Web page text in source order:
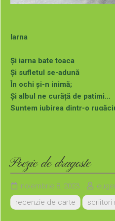
Iarna
Și iarna bate toaca
Și sufletul se-adună
În ochi și-n inimă;
Și albul ne curăță de patimi…
Suntem iubirea dintr-o
Rudă cu Viața (2001)
Când mor fluturii (2004)
Pietrele și gândul (2007)
Geometria iubirii (2011)
Poezie de dragoste
noiembrie 8, 2023
recenzie de carte
scriitori